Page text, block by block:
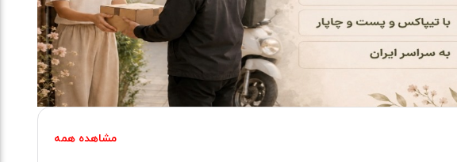
مشاهده همه